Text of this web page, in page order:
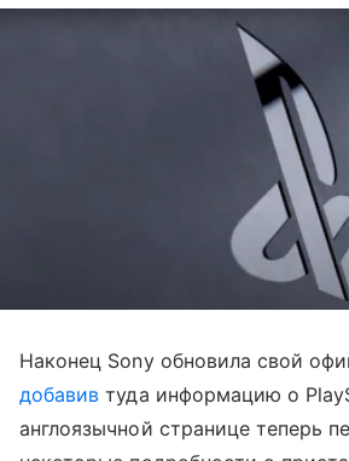
Наконец Sony обновила свой
добавив туда информацию о
англоязычной странице теперь